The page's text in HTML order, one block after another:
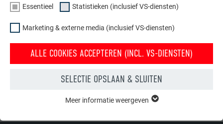
beton
Essentieel Statistieken (inclusief VS-diensten)
Marketing & externe media (inclusief VS-diensten)
ALLE COOKIES ACCEPTEREN (INCL. VS-DIENSTEN)
SELECTIE OPSLAAN & SLUITEN
Meer informatie weergeven